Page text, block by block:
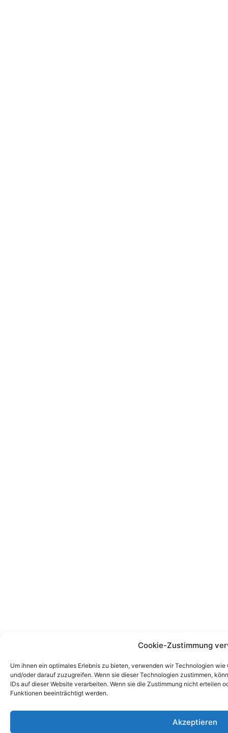
Cookie-Zustimmung
Um ihnen ein optimales Erlebnis zu bieten, verwenden wir Technologien
und/oder darauf zuzugreifen. Wenn sie dieser Technologien zustimmen,
IDs auf dieser Website verarbeiten. Wenn sie die Zustimmung nicht erteilen
Funktionen beeinträchtigt werden.
Akzeptieren